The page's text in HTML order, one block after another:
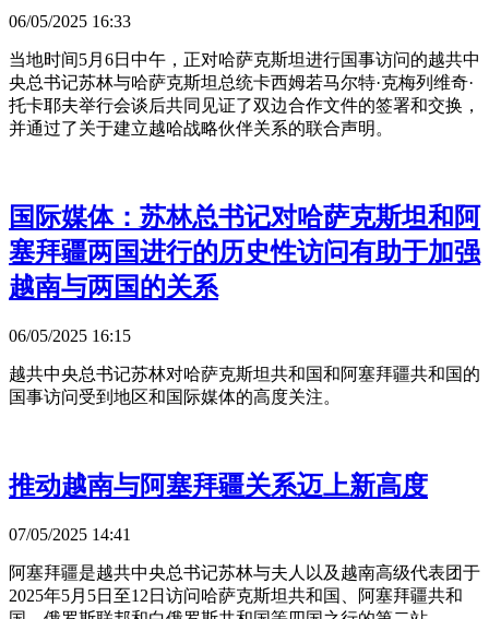
06/05/2025 16:33
当地时间5月6日中午，正对哈萨克斯坦进行国事访问的越共中
央总书记苏林与哈萨克斯坦总统卡西姆若马尔特·克梅列维奇·
托卡耶夫举行会谈后共同见证了双边合作文件的签署和交换，
并通过了关于建立越哈战略伙伴关系的联合声明。
国际媒体：苏林总书记对哈萨克斯坦和阿
塞拜疆两国进行的历史性访问有助于加强
越南与两国的关系
06/05/2025 16:15
越共中央总书记苏林对哈萨克斯坦共和国和阿塞拜疆共和国的
国事访问受到地区和国际媒体的高度关注。
推动越南与阿塞拜疆关系迈上新高度
07/05/2025 14:41
阿塞拜疆是越共中央总书记苏林与夫人以及越南高级代表团于
2025年5月5日至12日访问哈萨克斯坦共和国、阿塞拜疆共和